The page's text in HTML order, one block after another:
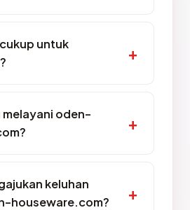
untuk
melayani oden-
keluhan
houseware.com?